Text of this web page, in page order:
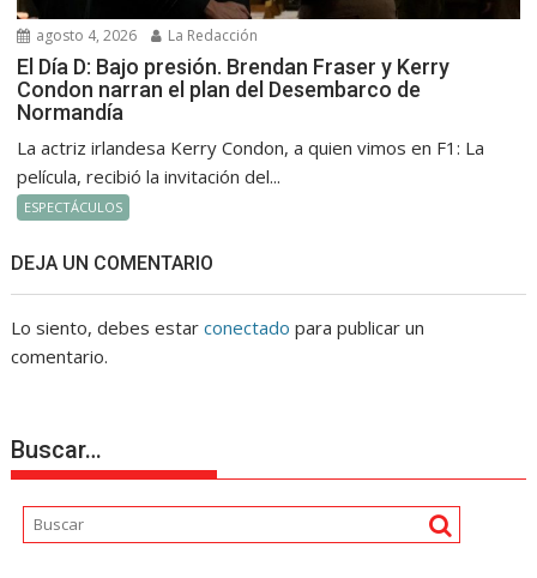
agosto 4, 2026 La Redacción
El Día D: Bajo presión. Brendan Fraser y Kerry
Condon narran el plan del Desembarco de
Normandía
La actriz irlandesa Kerry Condon, a quien vimos en F1: La
película, recibió la invitación del...
ESPECTÁCULOS
DEJA UN COMENTARIO
Lo siento, debes estarconectado para publicar un
comentario.
Buscar…